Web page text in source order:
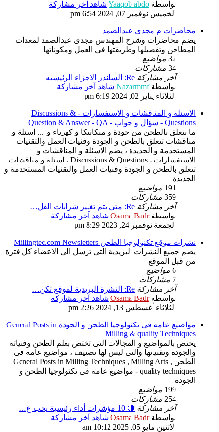
بواسطة Yaaqob abdo شاهد آخر مشاركة
الخميس نوفمبر 07, 2024 6:54 pm
محاضرات م مجدى عبدالصمد
يضم محاضرات وشرح المهندس مجدى عبدالصمد لمعدات
المطاحن وتفصيلها وطريقتها فى العمل ومكوناتها
32 مواضيع
34 مشاركات
آخر مشاركة Re: السلندر الاجزاء الرئيسيه
بواسطةNazarmmf شاهد آخر مشاركة
الثلاثاء يناير 02, 2024 6:19 pm
الاسئلة و المناقشات و الاستفسارات - Discussions &
Questions - سؤال و جواب - Question & Answer - QA
ما يتعلق بالطحن من جودة و ميكانيكا و كهرباء و .... اسئلة و
مناقشات تتعلق بالطحن و الجودة وفنيات العمل والتقنيات
المستخدمة و الجديدة ، يضم الاسئلة و المناقشات و
الاستفسارات - Discussions & Questions ، اسئلة و مناقشات
تتعلق بالطحن و الجودة وفنيات العمل والتقنيات المستخدمة و
الجديدة
191 مواضيع
359 مشاركات
آخر مشاركة Re: متى يتم تغيير شرابات الفل…
بواسطةOsama Badr شاهد آخر مشاركة
الجمعة نوفمبر 24, 2023 8:29 pm
نشرات موقع تكنولوجيا الطحن Millingtec.com Newsletters
يضم جميع النشرات البريدية التى ترسل الى الاعضاء كل فترة
من قبل الموقع
6 مواضيع
7 مشاركات
آخر مشاركة Re: النشرة البريدية لموقع تكن…
بواسطةOsama Badr شاهد آخر مشاركة
الثلاثاء أغسطس 13, 2024 2:26 pm
مواضيع عامه فى تكنولوجيا الطحن و الجودة General Posts in
Milling & quality Techniques
يختص بالمواضيع و المجالات التى تختص بعلم الطحن وفنياته
والجودة وتقنياتها والتى ليس لها تصنيف ، مواضيع عامه فى
الطحن General Posts in Milling Techniques , Milling Arts ,
quality techniques - مواضيع عامه فى تكنولوجيا الطحن و
الجودة
199 مواضيع
254 مشاركات
آخر مشاركة 🔴 10 مؤشرات أداء رئيسية يجب ع…
بواسطةOsama Badr شاهد آخر مشاركة
الاثنين مايو 05, 2025 10:12 am